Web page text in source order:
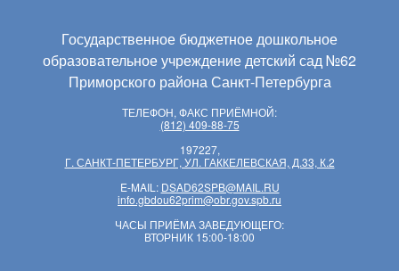
Государственное бюджетное дошкольное
образовательное учреждение детский сад №62
Приморского района Санкт-Петербурга
ТЕЛЕФОН, ФАКС ПРИЁМНОЙ:
(812) 409-88-75
197227,
Г. САНКТ-ПЕТЕРБУРГ, УЛ. ГАККЕЛЕВСКАЯ, Д.33, К.2
E-MAIL: DSAD62SPB@MAIL.RU
info.gbdou62prim@obr.gov.spb.ru
ЧАСЫ ПРИЁМА ЗАВЕДУЮЩЕГО:
ВТОРНИК 15:00-18:00